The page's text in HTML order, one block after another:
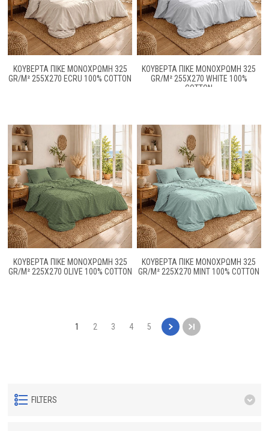
ΚΟΥΒΈΡΤΑ ΠΙΚΈ ΜΟΝΌΧΡΩΜΗ 325
GR/M² 255X270 ECRU 100% COTTON
ΚΟΥΒΈΡΤΑ ΠΙΚΈ ΜΟΝΌΧΡΩΜΗ 325
GR/M² 255X270 WHITE 100%
COTTON
ΚΟΥΒΈΡΤΑ ΠΙΚΈ ΜΟΝΌΧΡΩΜΗ 325
GR/M² 225X270 OLIVE 100% COTTON
ΚΟΥΒΈΡΤΑ ΠΙΚΈ ΜΟΝΌΧΡΩΜΗ 325
GR/M² 225X270 MINT 100% COTTON
1 2 3 4 5
FILTERS